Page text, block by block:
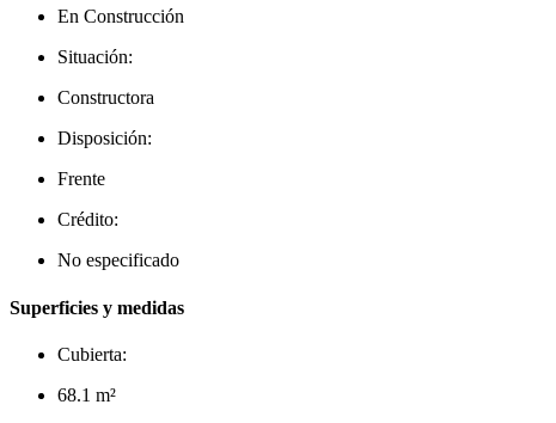
En Construcción
Situación:
Constructora
Disposición:
Frente
Crédito:
No especificado
Superficies y medidas
Cubierta:
68.1 m²